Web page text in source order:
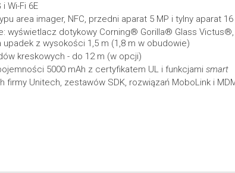
Wi-Fi 6E
area imager, NFC, przedni aparat 5 MP i tylny aparat 16
wyświetlacz dotykowy Corning® Gorilla® Glass
upadek z wysokości 1,5 m (1,8 m w obudowie)
kreskowych - do 12 m (w opcji)
5000 mAh z certyfikatem UL i funkcjami smart
firmy Unitech, zestawów SDK, rozwiązań MoboLink i